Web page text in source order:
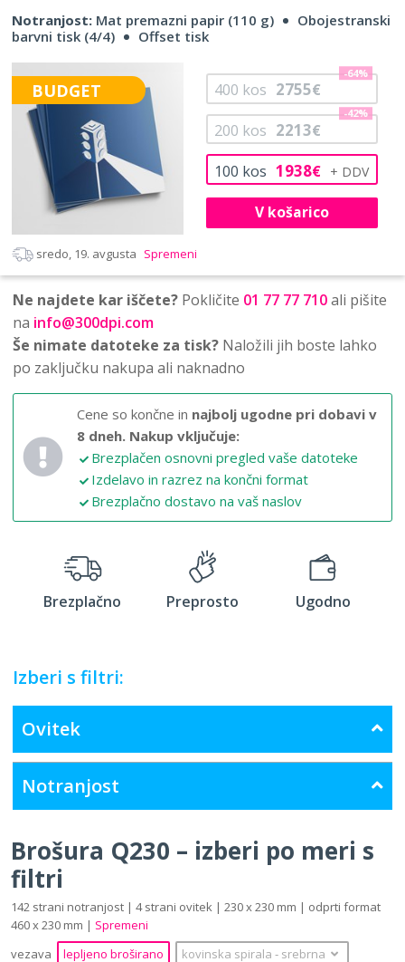
Notranjost: Mat premazni papir (110 g)
Obojestranski
barvni tisk (4/4)
Offset tisk
BUDGET
100 kos 1938€
200 kos 2213€
-42%
400 kos 2755€
-64%
V košarico
sredo, 19. avgusta Spremeni
Ne najdete kar iščete? Pokličite 01 77 77 710ali pišite
na info@300dpi.com
Še nimate datoteke za tisk? Naložili jih boste lahko
po zaključku nakupa ali naknadno
Cene so končne in najbolj ugodne pri dobavi v
8 dneh. Nakup vključuje:
Brezplačen osnovni pregled vaše datoteke
Izdelavo in razrez na končni format
Brezplačno dostavo na vaš naslov
Brezplačno Preprosto Ugodno
Izberi s filtri:
Ovitek
Notranjost
Brošura Q230 – izberi po meri s
filtri
142 strani notranjost | 4 strani ovitek | 230 x 230 mm | odprti format
460 x 230 mm | Spremeni
vezava
lepljeno broširano kovinska spirala ‐ srebrna